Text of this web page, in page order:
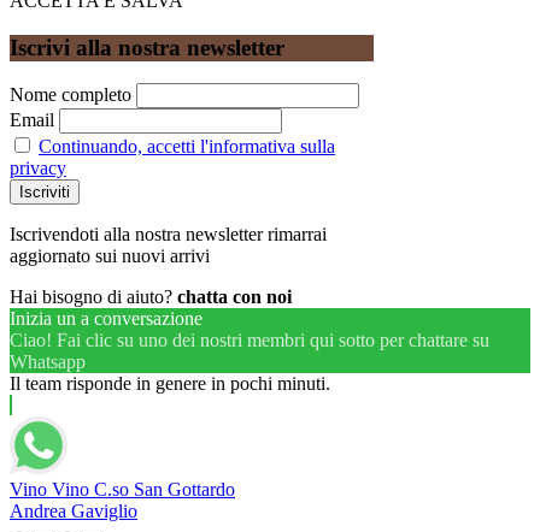
Iscrivi alla nostra newsletter
Nome completo
Email
Continuando, accetti l'informativa sulla
privacy
Iscrivendoti alla nostra newsletter rimarrai
aggiornato sui nuovi arrivi
Hai bisogno di aiuto? chatta con noi
Inizia un a conversazione
Ciao! Fai clic su uno dei nostri membri qui sotto per chattare su
Whatsapp
Il team risponde in genere in pochi minuti.
Vino Vino C.so San Gottardo
Andrea Gaviglio